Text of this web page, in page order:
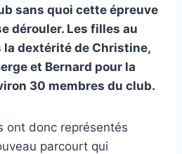
sans quoi cette épreuve
dérouler. Les filles au
dextérité de Christine,
et Bernard pour la
30 membres du club.
ont donc représentés
parcourt qui